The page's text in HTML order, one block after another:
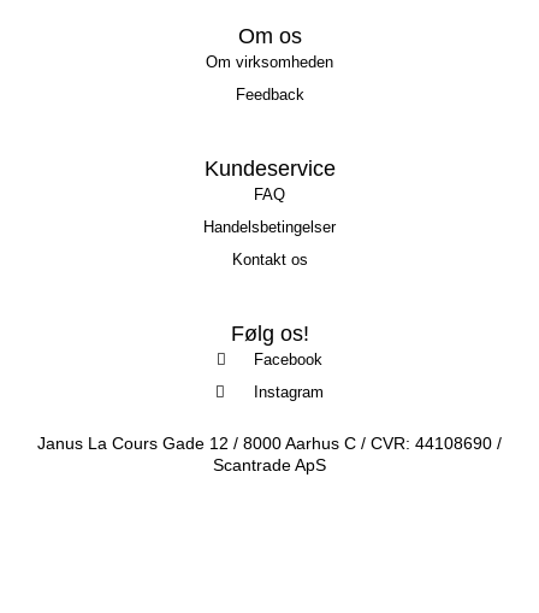
Om os
Om virksomheden
Feedback
Kundeservice
FAQ
Handelsbetingelser
Kontakt os
Følg os!
Facebook
Instagram
Janus La Cours Gade 12 / 8000 Aarhus C / CVR: 44108690 /
Scantrade ApS